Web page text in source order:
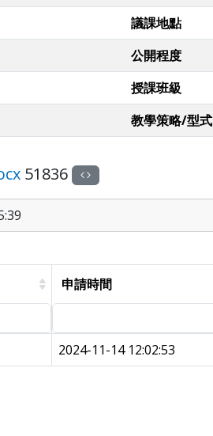
議課地點
公開程度
授課班級
教學策略/型式
51836
申請時間
2024-11-14 12:02:53